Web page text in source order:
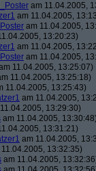
am 11.04.2005,
am 11.04.2005,
am 11.04.2005,
13:20:23)
am 11.04.2005,
am 11.04.2005,
11.04.2005, 13:25:07)
11.04.2005, 13:25:18)
11.04.2005, 13:25:43)
am 11.04.2005,
13:29:30)
am 11.04.2005,
13:31:21)
am 11.04.2005,
13:32:35)
am 11.04.2005,